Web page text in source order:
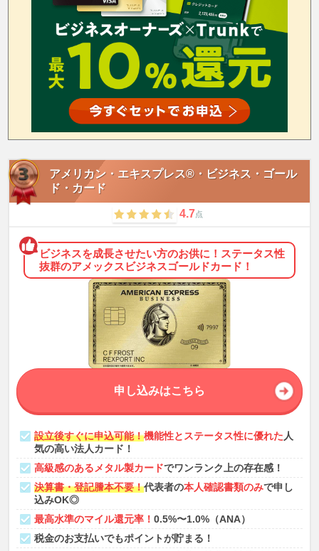
アメリカン・エキスプレス®・ビジネス・ゴール
ド・カード
4.7点
ビジネスを成長させたい方のお供に！ステータス性
抜群のアメックスビジネスゴールドカード！
設立後すぐに申込可能！機能性とステータス性に優れた人
気の高い法人カード！
高級感のあるメタル製カードでワンランク上の存在感！
決算書・登記謄本不要！代表者の本人確認書類のみで申し
込みOK◎
最高水準のマイル還元率！0.5%〜1.0%（ANA）
税金のお支払いでもポイントが貯まる！
申し込みはこちら